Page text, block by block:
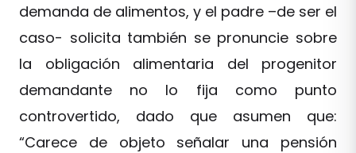
demanda de alimentos, y el padre –de ser el
caso- solicita también se pronuncie sobre
la obligación alimentaria del progenitor
demandante no lo fija como punto
controvertido, dado que asumen que:
“Carece de objeto señalar una pensión